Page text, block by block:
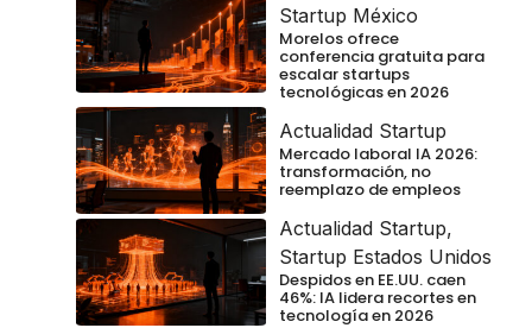
Startup México
Morelos ofrece
conferencia gratuita para
escalar startups
tecnológicas en 2026
Actualidad Startup
Mercado laboral IA 2026:
transformación, no
reemplazo de empleos
Actualidad Startup,
Startup Estados Unidos
Despidos en EE.UU. caen
46%: IA lidera recortes en
tecnología en 2026